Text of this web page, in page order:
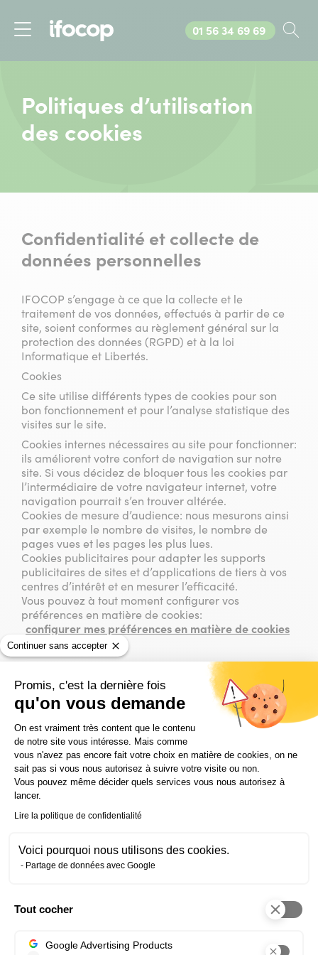
Continuer sans accepter
Promis, c'est la dernière fois
qu'on vous demande
Plateforme de Gestion du
On est vraiment très content que le contenu
de notre site vous intéresse. Mais comme
vous n'avez pas encore fait votre choix en matière de cookies, on ne
sait pas si vous nous autorisez à suivre votre visite ou non.
Vous pouvez même décider quels services vous nous autorisez à
lancer.
Lire la politique de confidentialité
Voici pourquoi nous utilisons des cookies.
Partage de données avec Google
Tout cocher
Google Advertising Products
Menu
Appelez-nous au
01 56 34 69 69
Politiques d’utilisation
des cookies
Confidentialité et collecte de
données personnelles
IFOCOP s’engage à ce que la collecte et le
traitement de vos données, effectués à partir de ce
site, soient conformes au règlement général sur la
protection des données (RGPD) et à la loi
Informatique et Libertés.
Cookies
Ce site utilise différents types de cookies pour son
bon fonctionnement et pour l’analyse statistique des
visites sur le site.
Cookies internes nécessaires au site pour fonctionner:
ils améliorent votre confort de navigation sur notre
site. Si vous décidez de bloquer tous les cookies par
l’intermédiaire de votre navigateur internet, votre
navigation pourrait s’en trouver altérée.
Cookies de mesure d’audience: nous mesurons ainsi
par exemple le nombre de visites, le nombre de
pages vues et les pages les plus lues.
Cookies publicitaires pour adapter les supports
publicitaires de sites et d’applications de tiers à vos
centres d’intérêt et en mesurer l’efficacité.
Vous pouvez à tout moment configurer vos
préférences en matière de cookies:
configurer mes préférences en matière de cookies
80%
Taux de retour à l'emploi *
2400
Apprenants formés chaque année
20